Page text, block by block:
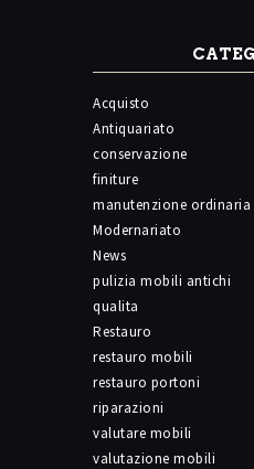
Acquisto
Antiquariato
conservazione
finiture
manutenzione ordinaria
Modernariato
News
pulizia mobili antichi
qualita
Restauro
restauro mobili
restauro portoni
riparazioni
valutare mobili
valutazione mobili